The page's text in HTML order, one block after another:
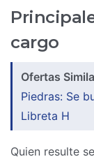
cargo
Ofertas
Piedras: Se
Libreta H
Quien resulte